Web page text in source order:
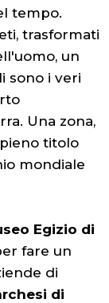
tempo.
trasformati
un
sono i veri
Una zona,
titolo
mondiale
Egizio di
fare un
di
di